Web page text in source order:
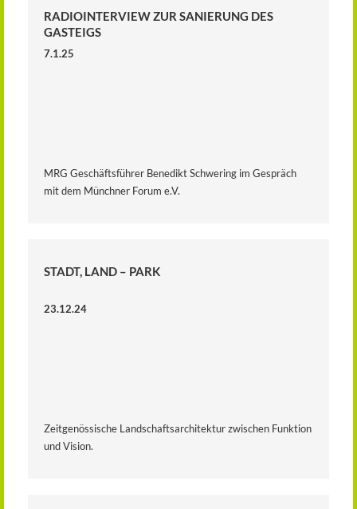
RADIOINTERVIEW ZUR SANIERUNG DES
GASTEIGS
7.1.25
MRG Geschäftsführer Benedikt Schwering im Gespräch
mit dem Münchner Forum e.V.
STADT, LAND – PARK
23.12.24
Zeitgenössische Landschaftsarchitektur zwischen Funktion
und Vision.